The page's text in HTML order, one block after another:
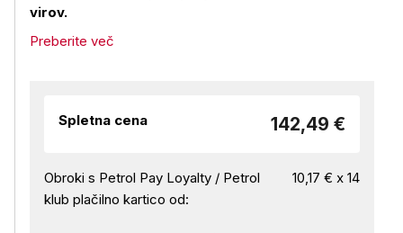
virov.
Preberite več
Spletna cena 142,49 €
Obroki s Petrol Pay Loyalty / Petrol
klub plačilno kartico od:
10,17 € x 14